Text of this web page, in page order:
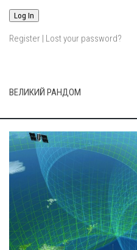
Register | Lost your password?
ВЕЛИКИЙ РАНДОМ